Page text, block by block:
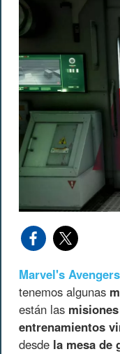
Marvel's Avengers
tenemos algunas
están las
entrenamientos
desde la mesa de